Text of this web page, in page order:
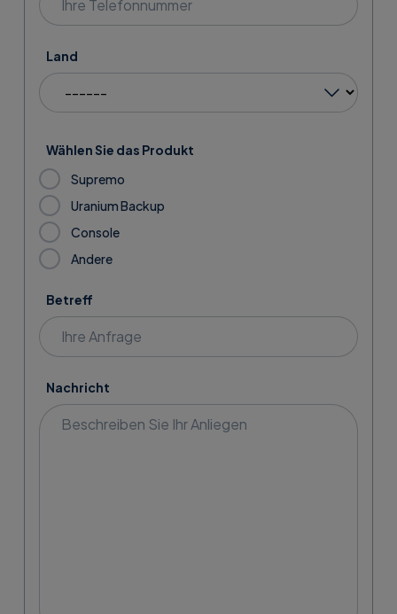
Land
Wählen Sie das Produkt
Supremo
Uranium Backup
Console
Andere
Betreff
Nachricht